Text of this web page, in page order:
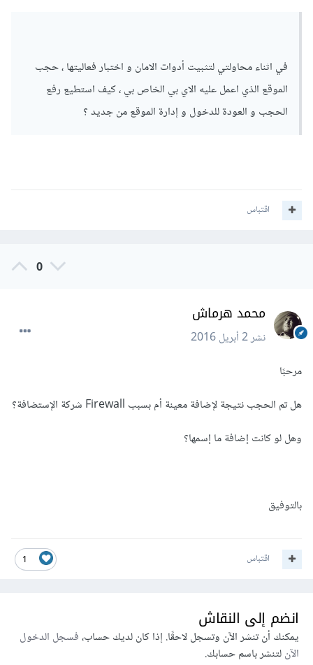
في اثناء محاولتي لتثبيت أدوات الامان و اختبار فعاليتها ، حجب
الموقع الذي اعمل عليه الاي بي الخاص بي ، كيف استطيع رفع
الحجب و العودة للدخول و إدارة الموقع من جديد ؟
اقتباس
0
محمد هرماش
نشر2 أبريل 2016
مرحبًا
هل تم الحجب نتيجة لإضافة معينة أم بسبب Firewall شركة الإستضافة؟
وهل لو كانت إضافة ما إسمها؟
بالتوفيق
1 اقتباس
انضم إلى النقاش
يمكنك أن تنشر الآن وتسجل لاحقًا. إذا كان لديك حساب،فسجل الدخول
الآنلتنشر باسم حسابك.